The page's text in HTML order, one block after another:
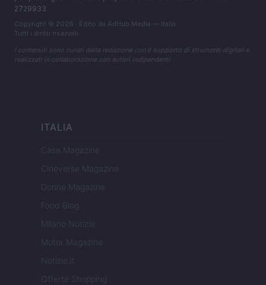
2729933
Copyright © 2026 · Edito da AdHub Media — Italia
Tutti i diritti riservati
I contenuti sono curati dalla redazione con il supporto di strumenti digitali e
realizzati in collaborazione con autori indipendenti.
ITALIA
Casa Magazine
Cineverse Magazine
Donne Magazine
Food Blog
Milano Notizie
Motor Magazine
Notizie.it
Offerte Shopping